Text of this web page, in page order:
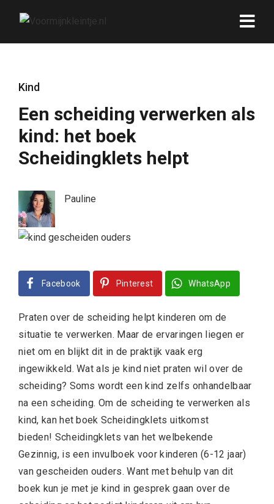
Kind
Een scheiding verwerken als
kind: het boek
Scheidingklets helpt
Pauline
Facebook Pinterest WhatsApp
Praten over de scheiding helpt kinderen om de
situatie te verwerken. Maar de ervaringen liegen er
niet om en blijkt dit in de praktijk vaak erg
ingewikkeld. Wat als je kind niet praten wil over de
scheiding? Soms wordt een kind zelfs onhandelbaar
na een scheiding. Om de scheiding te verwerken als
kind, kan het boek Scheidingklets uitkomst
bieden! Scheidingklets van het welbekende
Gezinnig, is een invulboek voor kinderen (6-12 jaar)
van gescheiden ouders. Want met behulp van dit
boek kun je met je kind in gesprek gaan over de